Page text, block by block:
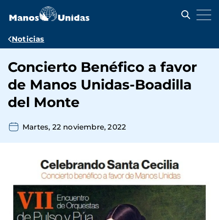
contenido
Ruta
navegación
Noticias
Concierto Benéfico a favor
de Manos Unidas-Boadilla
del Monte
Martes, 22 noviembre, 2022